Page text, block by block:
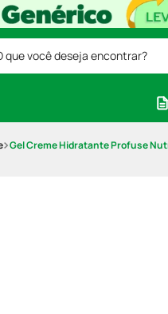
você deseja encontrar?
Gel Creme Hidratante Profuse